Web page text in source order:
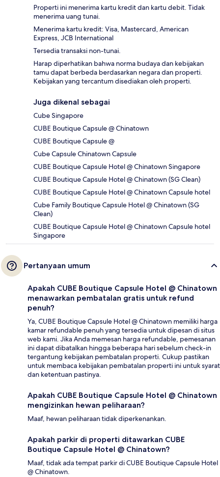
Properti ini menerima kartu kredit dan kartu debit. Tidak
menerima uang tunai.
Menerima kartu kredit: Visa, Mastercard, American
Express, JCB International
Tersedia transaksi non-tunai.
Harap diperhatikan bahwa norma budaya dan kebijakan
tamu dapat berbeda berdasarkan negara dan properti.
Kebijakan yang tercantum disediakan oleh properti.
Juga dikenal sebagai
Cube Singapore
CUBE Boutique Capsule @ Chinatown
CUBE Boutique Capsule @
Cube Capsule Chinatown Capsule
CUBE Boutique Capsule Hotel @ Chinatown Singapore
CUBE Boutique Capsule Hotel @ Chinatown (SG Clean)
CUBE Boutique Capsule Hotel @ Chinatown Capsule hotel
Cube Family Boutique Capsule Hotel @ Chinatown (SG
Clean)
CUBE Boutique Capsule Hotel @ Chinatown Capsule hotel
Singapore
Pertanyaan umum
Apakah CUBE Boutique Capsule Hotel @ Chinatown
menawarkan pembatalan gratis untuk refund
penuh?
Ya, CUBE Boutique Capsule Hotel @ Chinatown memiliki harga
kamar refundable penuh yang tersedia untuk dipesan di situs
web kami. Jika Anda memesan harga refundable, pemesanan
ini dapat dibatalkan hingga beberapa hari sebelum check-in
tergantung kebijakan pembatalan properti. Cukup pastikan
untuk membaca kebijakan pembatalan properti ini untuk syarat
dan ketentuan pastinya.
Apakah CUBE Boutique Capsule Hotel @ Chinatown
mengizinkan hewan peliharaan?
Maaf, hewan peliharaan tidak diperkenankan.
Apakah parkir di properti ditawarkan CUBE
Boutique Capsule Hotel @ Chinatown?
Maaf, tidak ada tempat parkir di CUBE Boutique Capsule Hotel
@ Chinatown.